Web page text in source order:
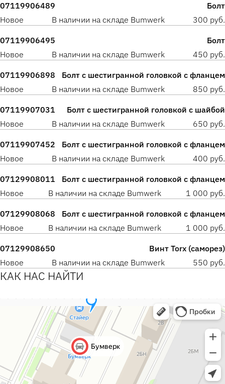
07119906489
Болт
Новое
В наличии на складе Bumwerk 300 руб.
07119906495
Болт
Новое
В наличии на складе Bumwerk 450 руб.
07119906898
Болт с шестигранной головкой с фланцем
Новое
В наличии на складе Bumwerk 850 руб.
07119907031
Болт с шестигранной головкой с шайбой
Новое
В наличии на складе Bumwerk 650 руб.
07119907452
Болт с шестигранной головкой с фланцем
Новое
В наличии на складе Bumwerk 400 руб.
07129908011
Болт с шестигранной головкой с фланцем
Новое
В наличии на складе Bumwerk 1 000 руб.
07129908068
Болт с шестигранной головкой с фланцем
Новое
В наличии на складе Bumwerk 1 000 руб.
07129908650
Винт Torx (саморез)
Новое
В наличии на складе Bumwerk 550 руб.
КАК НАС НАЙТИ